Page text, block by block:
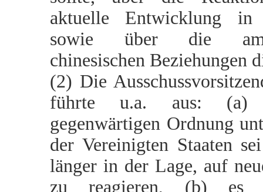
aktuelle Entwicklung in
sowie über die
chinesischen Beziehungen
(2) Die
führte u.a. aus:
gegenwärtigen Ordnung
der Vereinigten Staaten
länger in der Lage, auf
zu reagieren, (b) es